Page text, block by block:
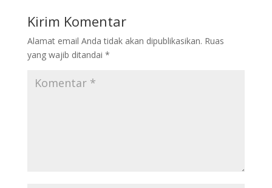
Kirim Komentar
Alamat email Anda tidak akan dipublikasikan. Ruas
yang wajib ditandai *